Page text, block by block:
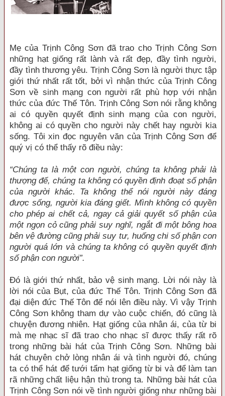
Mẹ của Trịnh Công Sơn đã trao cho Trịnh Công Sơn
những hạt giống rất lành và rất đẹp, đầy tình người,
đầy tình thương yêu. Trịnh Công Sơn là người thực tập
giới thứ nhất rất tốt, bởi vì nhận thức của Trịnh Công
Sơn về sinh mạng con người rất phù hợp với nhận
thức của đức Thế Tôn. Trịnh Công Sơn nói rằng không
ai có quyền quyết định sinh mạng của con người,
không ai có quyền cho người này chết hay người kia
sống. Tôi xin đọc nguyên văn của Trịnh Công Sơn để
quý vị có thể thấy rõ điều này:
“Chúng ta là một con người, chúng ta không phải là
thượng đế, chúng ta không có quyền định đoạt số phận
của người khác. Ta không thể nói người này đáng
được sống, người kia đáng giết. Mình không có quyền
cho phép ai chết cả, ngay cả giải quyết số phận của
một ngọn cỏ cũng phải suy nghĩ, ngắt đi một bông hoa
bên vệ đường cũng phải suy tư, huống chi số phận con
người quá lớn và chúng ta không có quyền quyết định
số phận con người”.
Đó là giới thứ nhất, bảo vệ sinh mạng. Lời nói này là
lời nói của Bụt, của đức Thế Tôn. Trịnh Công Sơn đã
đại diện đức Thế Tôn để nói lên điều này. Vì vậy Trịnh
Công Sơn không tham dự vào cuộc chiến, đó cũng là
chuyện đương nhiên. Hạt giống của nhân ái, của từ bi
mà mẹ nhạc sĩ đã trao cho nhạc sĩ được thấy rất rõ
trong những bài hát của Trịnh Công Sơn. Những bài
hát chuyên chở lòng nhân ái và tình người đó, chúng
ta có thể hát để tưới tẩm hạt giống từ bi và để làm tan
rã những chất liệu hận thù trong ta. Những bài hát của
Trịnh Công Sơn nói về tình người giống như những bài